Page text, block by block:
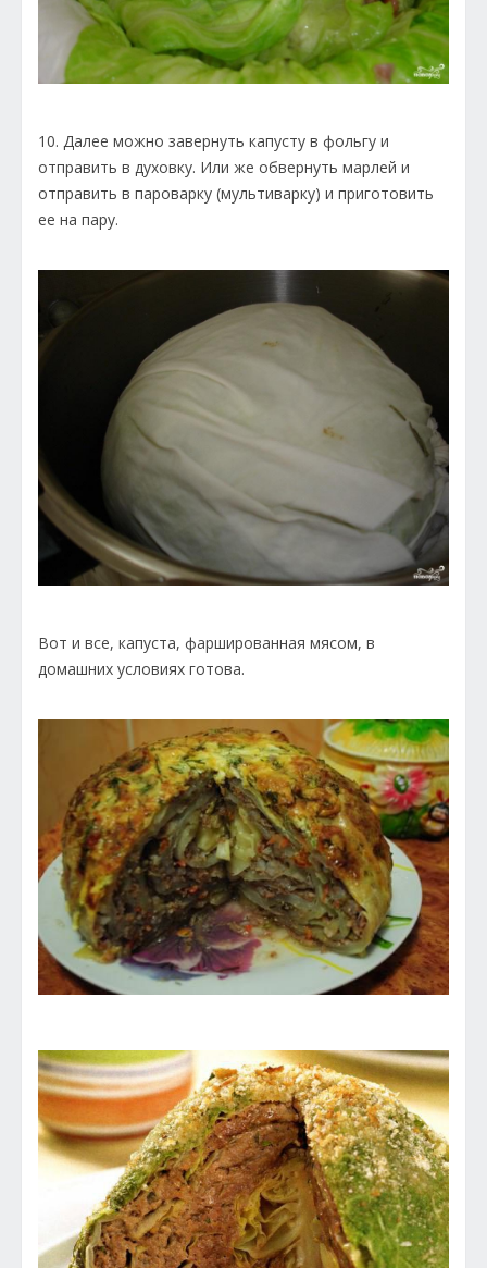
10. Далее можно завернуть капусту в фольгу и
отправить в духовку. Или же обвернуть марлей и
отправить в пароварку (мультиварку) и приготовить
ее на пару.
Вот и все, капуста, фаршированная мясом, в
домашних условиях готова.